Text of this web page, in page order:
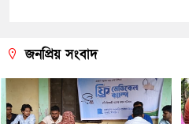
জনপ্রিয় সংবাদ